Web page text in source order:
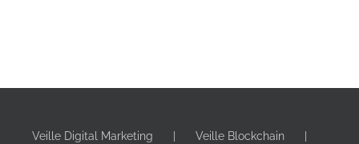
Veille Digital Marketing
Veille Blockchain